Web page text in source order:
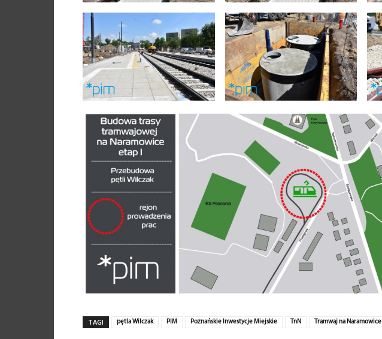
TAGI pętla Wilczak PIM Poznańskie Inwestycje Miejskie TnN Tramwaj na Naramowice